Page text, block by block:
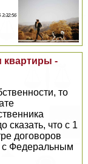
3:32:56
квартиры -
то
сказать, что с 1
договоров
с Федеральным